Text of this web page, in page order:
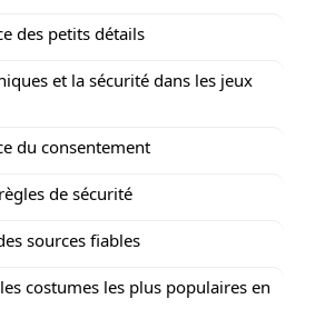
des petits détails
et la sécurité dans les jeux
du consentement
de sécurité
sources fiables
costumes les plus populaires en